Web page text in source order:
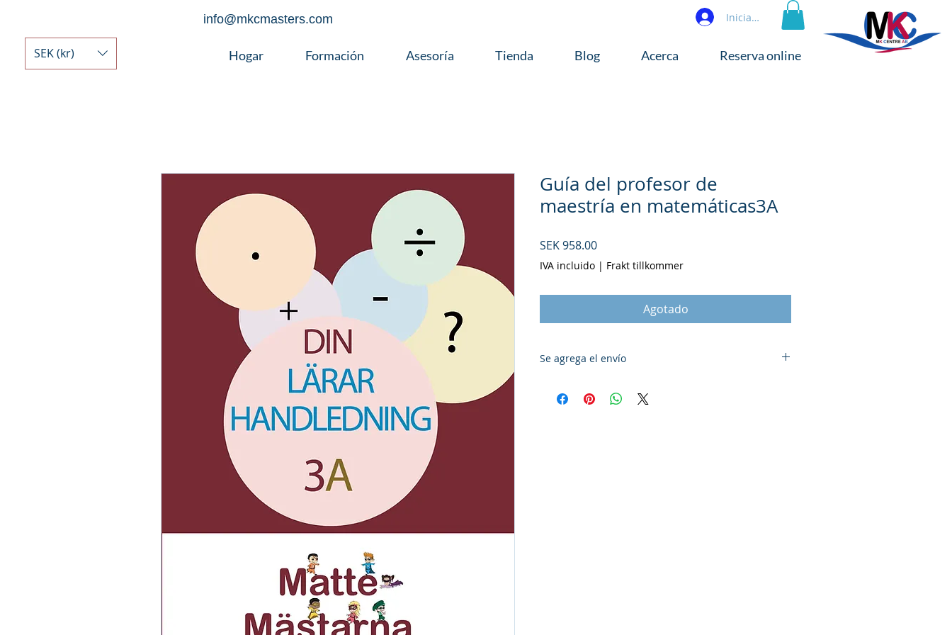
SEK (kr)
info@mkcmasters.com Iniciar sesión
Hogar Formación Asesoría Tienda Blog Acerca Reserva online
Guía del profesor de
maestría en matemáticas3A
SEK 958.00Precio
IVA incluido | Frakt tillkommer
Agotado
Se agrega el envío